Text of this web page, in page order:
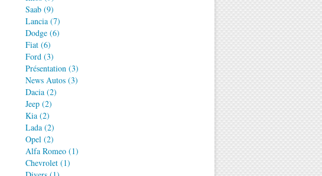
Saab (9)
Lancia (7)
Dodge (6)
Fiat (6)
Ford (3)
Présentation (3)
News Autos (3)
Dacia (2)
Jeep (2)
Kia (2)
Lada (2)
Opel (2)
Alfa Romeo (1)
Chevrolet (1)